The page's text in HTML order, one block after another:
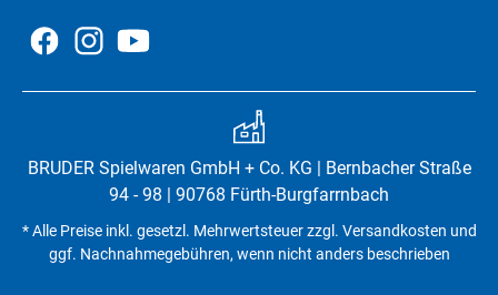
BRUDER Spielwaren GmbH + Co. KG | Bernbacher Straße
94 - 98 | 90768 Fürth-Burgfarrnbach
* Alle Preise inkl. gesetzl. Mehrwertsteuer zzgl. Versandkosten und
ggf. Nachnahmegebühren, wenn nicht anders beschrieben